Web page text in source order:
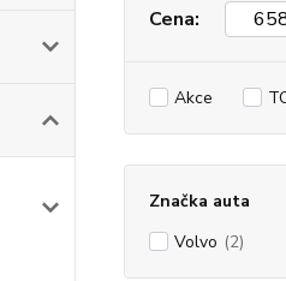
Cena:
Akce
Značka auta
Volvo (2)